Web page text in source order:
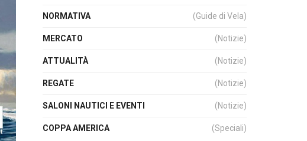
NORMATIVA (Guide di Vela)
MERCATO (Notizie)
ATTUALITÀ (Notizie)
REGATE (Notizie)
SALONI NAUTICI E EVENTI (Notizie)
COPPA AMERICA (Speciali)